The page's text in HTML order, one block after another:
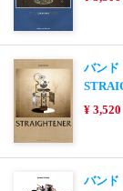
バンド
¥ 3,520
バンド